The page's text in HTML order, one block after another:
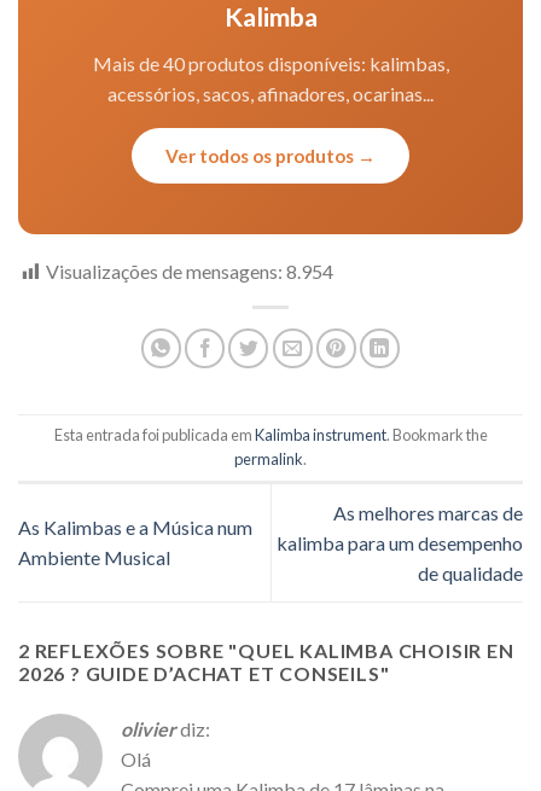
Kalimba
Mais de 40 produtos disponíveis: kalimbas,
acessórios, sacos, afinadores, ocarinas...
Ver todos os produtos →
Visualizações de mensagens: 8.954
Esta entrada foi publicada emKalimba instrument. Bookmark the
permalink.
As Kalimbas e a Música num
Ambiente Musical
As melhores marcas de
kalimba para um desempenho
de qualidade
2 REFLEXÕES SOBRE "QUEL KALIMBA CHOISIR EN
2026 ? GUIDE D’ACHAT ET CONSEILS"
olivierdiz:
Olá